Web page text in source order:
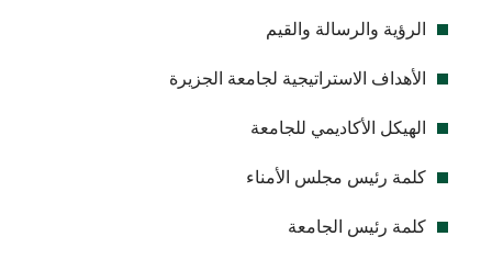
الرؤية والرسالة والقيم
الأهداف الاستراتيجية لجامعة الجزيرة
الهيكل الأكاديمي للجامعة
كلمة رئيس مجلس الأمناء
كلمة رئيس الجامعة